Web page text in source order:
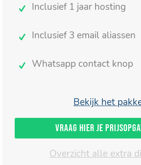
Inclusief 1 jaar hosting
Inclusief 3 email aliassen
Whatsapp contact knop
Bekijk het
Vraag hier je
Overzicht alle extra